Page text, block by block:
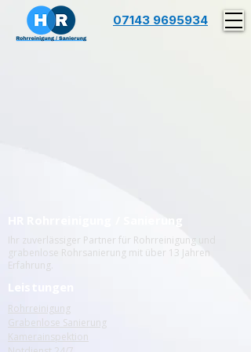
07143 9695934
Ihr zuverlässiger Partner für Rohrreinigung und
grabenlose Rohrsanierung mit über 13 Jahren
Erfahrung.
Rohrreinigung
Grabenlose Sanierung
Kamerainspektion